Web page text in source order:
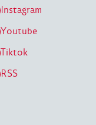
Instagram
Youtube
Tiktok
RSS